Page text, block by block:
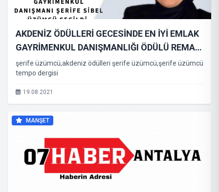
AKDENİZ ÖDÜLLERİ GECESİNDE EN İYİ EMLAK
GAYRİMENKUL DANIŞMANLIĞI ÖDÜLÜ REMAX
AQUA KONYAALTI/ANTALYA ŞERİFE SİBEL
ÜZÜMCÜ’YE VERİLDİ
şerife üzümcü,akdeniz ödülleri şerife üzümcü,şerife üzümcü
tempo dergisi
19.08.2021
MANŞET